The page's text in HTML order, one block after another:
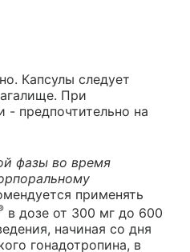
Капсулы следует
При
- предпочтительно на
фазы во время
применять
в дозе от 300 мг до 600
начиная со дня
гонадотропина, в